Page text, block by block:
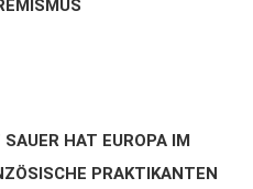
SAUER HAT EUROPA IM
PRAKTIKANTEN